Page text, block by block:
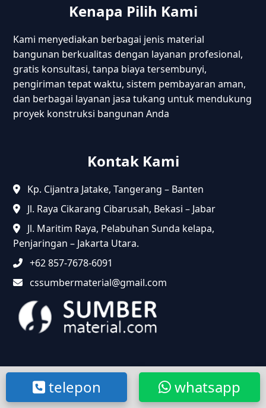
Kenapa Pilih Kami
Kami menyediakan berbagai jenis material
bangunan berkualitas dengan layanan profesional,
gratis konsultasi, tanpa biaya tersembunyi,
pengiriman tepat waktu, sistem pembayaran aman,
dan berbagai layanan jasa tukang untuk mendukung
proyek konstruksi bangunan Anda
Kontak Kami
Kp. Cijantra Jatake, Tangerang – Banten
Jl. Raya Cikarang Cibarusah, Bekasi – Jabar
Jl. Maritim Raya, Pelabuhan Sunda kelapa,
Penjaringan – Jakarta Utara.
+62 857-7678-6091
cssumbermaterial@gmail.com
@2024 Sumbermaterial.com. Semua Hak Dilindungi.
whatsapp
telepon